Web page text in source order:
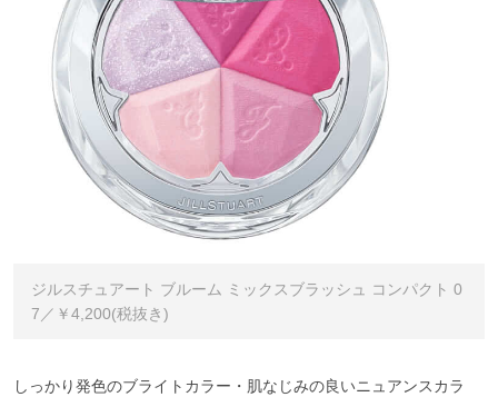
ジルスチュアート ブルーム ミックスブラッシュ コンパクト 0
7／￥4,200(税抜き)
しっかり発色のブライトカラー・肌なじみの良いニュアンスカラ